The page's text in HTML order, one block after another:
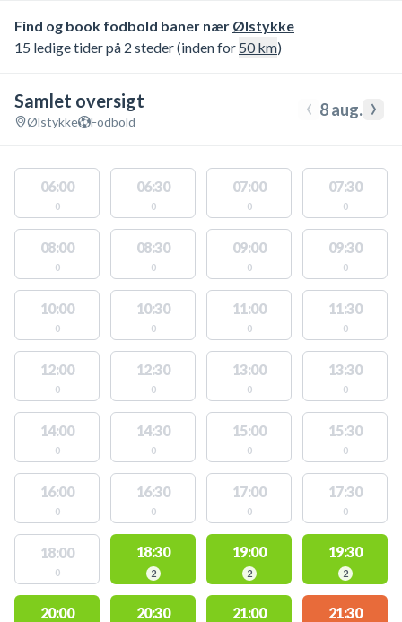
Find og book fodbold baner nær Ølstykke
15 ledige tider på 2 steder (inden for 50km)
Samlet oversigt
Ølstykke Fodbold ‹ 8 aug. ›
06:00
0
06:30
0
07:00
0
07:30
0
08:00
0
08:30
0
09:00
0
09:30
0
10:00
0
10:30
0
11:00
0
11:30
0
12:00
0
12:30
0
13:00
0
13:30
0
14:00
0
14:30
0
15:00
0
15:30
0
16:00
0
16:30
0
17:00
0
17:30
0
18:00
0
18:30
2
19:00
2
19:30
2
20:00 20:30 21:00 21:30